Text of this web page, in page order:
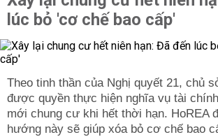
lúc bỏ 'cơ chế bao cấp'
Theo tinh thần của Nghị quyết 21, chủ
được quyền thực hiện nghĩa vụ tài
mới chung cư khi hết thời hạn. HoREA
hướng này sẽ giúp xóa bỏ cơ chế bao